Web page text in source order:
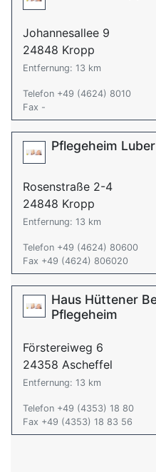
Johannesallee 9
24848 Kropp
Entfernung: 13 km
Telefon +49 (4624) 8010
Fax -
Pflegeheim Luber
Rosenstraße 2-4
24848 Kropp
Entfernung: 13 km
Telefon +49 (4624) 80600
Fax +49 (4624) 806020
Haus Hüttener
Pflegeheim
Förstereiweg 6
24358 Ascheffel
Entfernung: 13 km
Telefon +49 (4353) 18 80
Fax +49 (4353) 18 83 56